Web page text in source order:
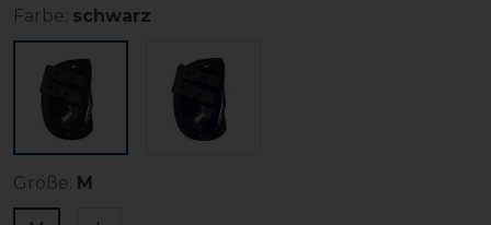
Farbe: schwarz
Größe: M